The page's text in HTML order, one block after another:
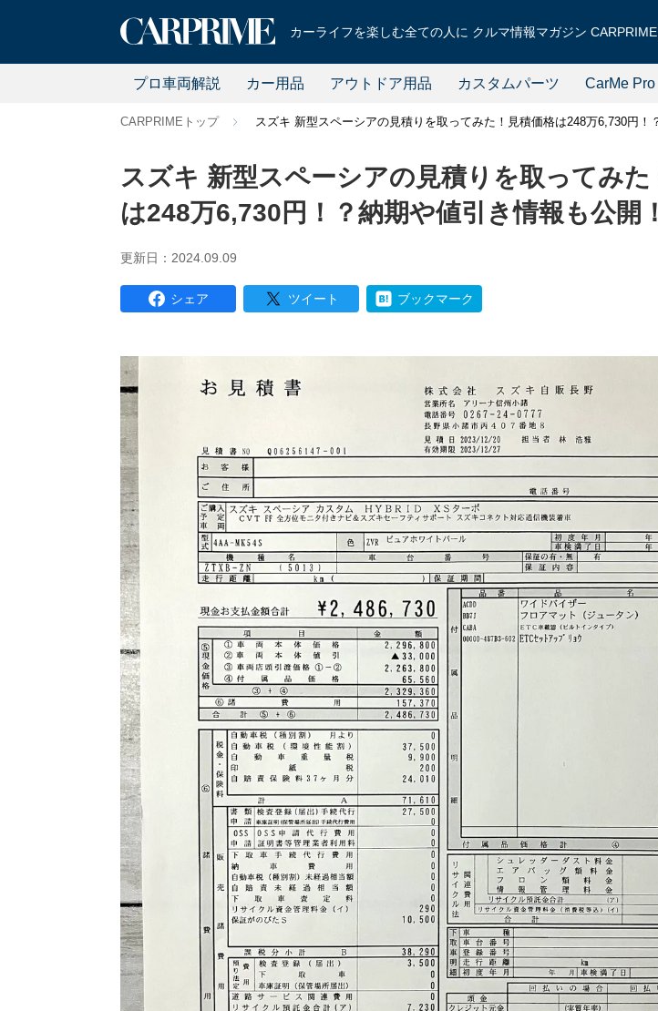
カーライフを楽しむ全ての人に クルマ情報マガジン
プロ車両解説 カー用品 アウトドア用品 カスタムパーツ CarMe Pro
CARPRIMEトップ スズキ 新型スペーシアの見積りを取ってみた！見積価格は248万6,730円！
スズキ 新型スペーシアの見積りを取ってみた
は248万6,730円！？納期や値引き情報も公開！
更新日：2024.09.09
シェア ツイート ブックマーク